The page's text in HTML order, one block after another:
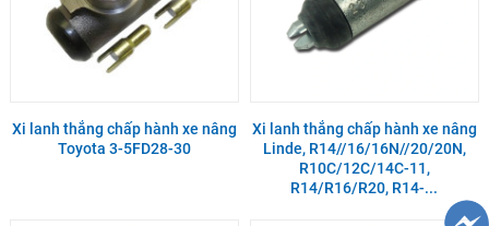
Xi lanh thắng chấp hành xe nâng
Toyota 3-5FD28-30
Xi lanh thắng chấp hành xe nâng
Linde, R14//16/16N//20/20N,
R10C/12C/14C-11,
R14/R16/R20, R14-...